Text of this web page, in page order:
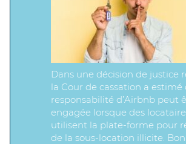
Dans une décision de justice
la Cour de cassation a estimé
responsabilité d’Airbnb peut
engagée lorsque des
utilisent la plate-forme pour
de la sous-location illicite.